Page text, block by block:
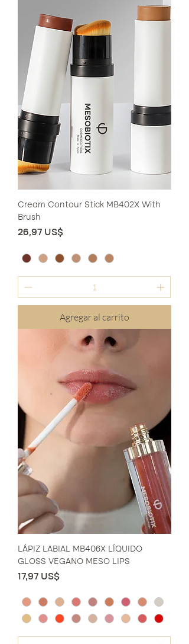
Cream Contour Stick MB402X With
Brush
Precio
26,97 US$
Agregar al carrito
LÁPIZ LABIAL MB406X LÍQUIDO
GLOSS VEGANO MESO LIPS
Precio
17,97 US$